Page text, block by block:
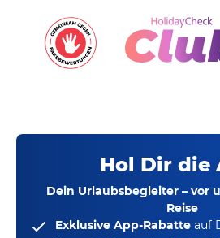
Hol Dir die
Dein Urlaubsbegleiter – vor
Reise
Exklusive App-Rabatte auf